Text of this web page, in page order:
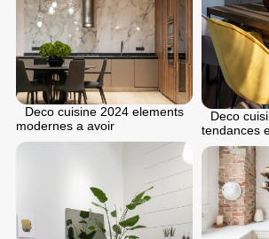
Deco
tendances
Deco cuisine 2024 elements
modernes a avoir